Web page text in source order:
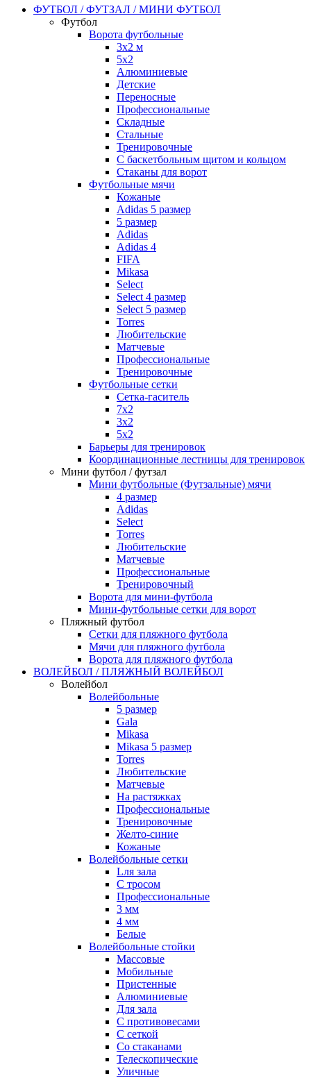
ФУТБОЛ / ФУТЗАЛ / МИНИ ФУТБОЛ
Футбол
Ворота футбольные
3х2 м
5х2
Алюминиевые
Детские
Переносные
Профессиональные
Складные
Стальные
Тренировочные
С баскетбольным щитом и кольцом
Стаканы для ворот
Футбольные мячи
Кожаные
Adidas 5 размер
5 размер
Adidas
Adidas 4
FIFA
Mikasa
Select
Select 4 размер
Select 5 размер
Torres
Любительские
Матчевые
Профессиональные
Тренировочные
Футбольные сетки
Сетка-гаситель
7x2
3х2
5х2
Барьеры для тренировок
Координационные лестницы для тренировок
Мини футбол / футзал
Мини футбольные (Футзальные) мячи
4 размер
Adidas
Select
Torres
Любительские
Матчевые
Профессиональные
Тренировочный
Ворота для мини-футбола
Мини-футбольные сетки для ворот
Пляжный футбол
Сетки для пляжного футбола
Мячи для пляжного футбола
Ворота для пляжного футбола
ВОЛЕЙБОЛ / ПЛЯЖНЫЙ ВОЛЕЙБОЛ
Волейбол
Волейбольные
5 размер
Gala
Mikasa
Mikasa 5 размер
Torres
Любительские
Матчевые
На растяжках
Профессиональные
Тренировочные
Желто-синие
Кожаные
Волейбольные сетки
Lля зала
C тросом
Профессиональные
3 мм
4 мм
Белые
Волейбольные стойки
Массовые
Мобильные
Пристенные
Алюминиевые
Для зала
С противовесами
С сеткой
Со стаканами
Телескопические
Уличные